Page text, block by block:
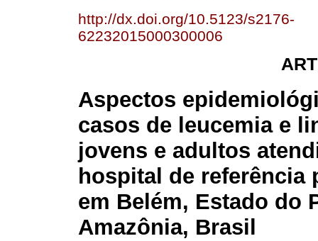
http://dx.doi.org/10.5123/s2176-
62232015000300006
Aspectos
casos de leucemia e
jovens e adultos
hospital de referência
em Belém, Estado do
Amazônia, Brasil